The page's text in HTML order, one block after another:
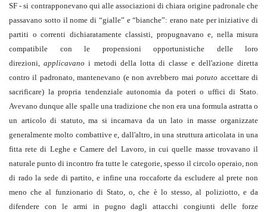
SF - si contrapponevano qui alle associazioni di chiara origine padronale che
passavano sotto il nome di “gialle” e “bianche”: erano nate per iniziative di
partiti o correnti dichiaratamente classisti, propugnavano e, nella misura
compatibile con le propensioni opportunistiche delle loro
direzioni, applicavano i metodi della lotta di classe e dell'azione diretta
contro il padronato, mantenevano (e non avrebbero maipotuto accettare di
sacrificare) la propria tendenziale autonomia da poteri o uffici di Stato.
Avevano dunque alle spalle una tradizione che non era una formula astratta o
un articolo di statuto, ma si incarnava da un lato in masse organizzate
generalmente molto combattive e, dall'altro, in una struttura articolata in una
fitta rete di Leghe e Camere del Lavoro, in cui quelle masse trovavano il
naturale punto di incontro fra tutte le categorie, spesso il circolo operaio, non
di rado la sede di partito, e infine una roccaforte da escludere al prete non
meno che al funzionario di Stato, o, che è lo stesso, al poliziotto, e da
difendere con le armi in pugno dagli attacchi congiunti delle forze